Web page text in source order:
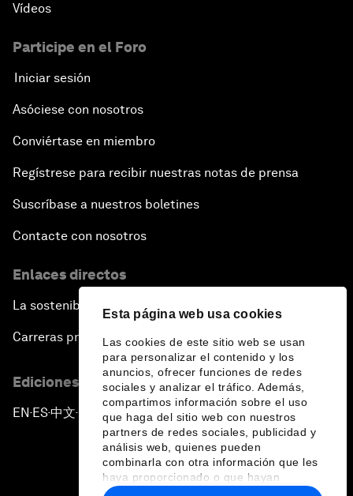
Esta página web usa cookies
Las cookies de este sitio web se usan
para personalizar el contenido y los
anuncios, ofrecer funciones de redes
sociales y analizar el tráfico. Además,
compartimos información sobre el uso
que haga del sitio web con nuestros
partners de redes sociales, publicidad y
análisis web, quienes pueden
combinarla con otra información que les
haya proporcionado o que hayan
recopilado a partir del uso que haya
Vídeos
Participe en el Foro
Iniciar sesión
Asóciese con nosotros
Conviértase en miembro
Regístrese para recibir nuestras notas de prensa
Suscríbase a nuestros boletines
Contacte con nosotros
Enlaces directos
La sostenibilidad en el Foro
Carreras profesionales
Ediciones en otros idiomas
EN ▪ES▪中文▪ 日本語